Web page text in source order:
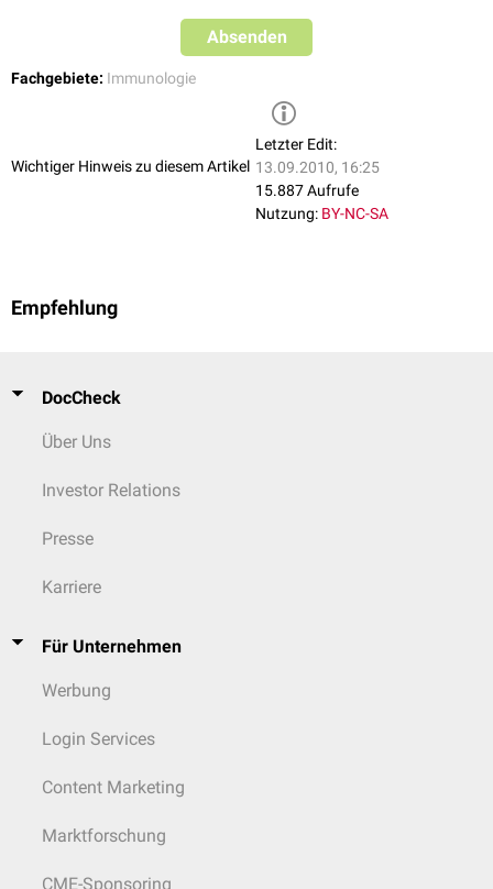
Absenden
Fachgebiete: Immunologie
Wichtiger Hinweis zu diesem Artikel
Letzter Edit:
13.09.2010, 16:25
15.887 Aufrufe
Nutzung: BY-NC-SA
Empfehlung
DocCheck
Über Uns
Investor Relations
Presse
Karriere
Für Unternehmen
Werbung
Login Services
Content Marketing
Marktforschung
CME-Sponsoring